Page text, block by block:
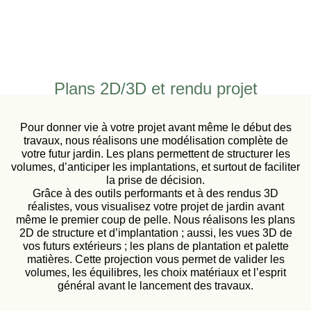
Plans 2D/3D et rendu projet
Pour donner vie à votre projet avant même le début des
travaux, nous réalisons une modélisation complète de
votre futur jardin. Les plans permettent de structurer les
volumes, d’anticiper les implantations, et surtout de faciliter
la prise de décision.
Grâce à des outils performants et à des rendus 3D
réalistes, vous visualisez votre projet de jardin avant
même le premier coup de pelle. Nous réalisons les plans
2D de structure et d’implantation ; aussi, les vues 3D de
vos futurs extérieurs ; les plans de plantation et palette
matières. Cette projection vous permet de valider les
volumes, les équilibres, les choix matériaux et l’esprit
général avant le lancement des travaux.